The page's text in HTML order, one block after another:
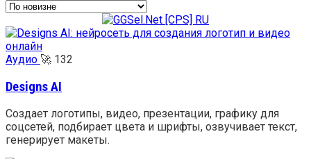
недавние
Аудио 🚀 132
Designs AI
Создает логотипы, видео, презентации, графику для
соцсетей, подбирает цвета и шрифты, озвучивает текст,
генерирует макеты.